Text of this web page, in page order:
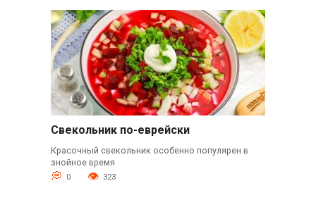
Свекольник по-еврейски
Красочный свекольник особенно популярен в
знойное время
0 323